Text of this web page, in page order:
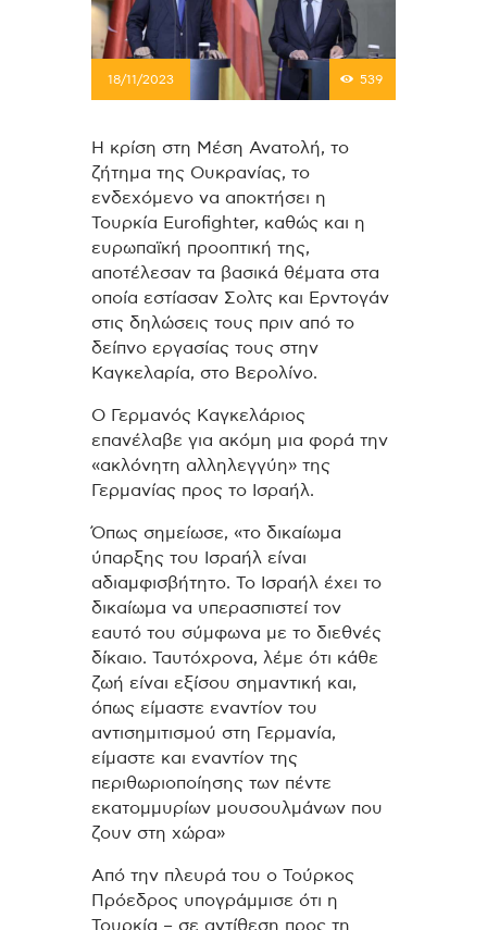
18/11/2023 539
Η κρίση στη Μέση Ανατολή, το
ζήτημα της Ουκρανίας, το
ενδεχόμενο να αποκτήσει η
Τουρκία Eurofighter, καθώς και η
ευρωπαϊκή προοπτική της,
αποτέλεσαν τα βασικά θέματα στα
οποία εστίασαν Σολτς και Ερντογάν
στις δηλώσεις τους πριν από το
δείπνο εργασίας τους στην
Καγκελαρία, στο Βερολίνο.
Ο Γερμανός Καγκελάριος
επανέλαβε για ακόμη μια φορά την
«ακλόνητη αλληλεγγύη» της
Γερμανίας προς το Ισραήλ.
Όπως σημείωσε, «το δικαίωμα
ύπαρξης του Ισραήλ είναι
αδιαμφισβήτητο. Το Ισραήλ έχει το
δικαίωμα να υπερασπιστεί τον
εαυτό του σύμφωνα με το διεθνές
δίκαιο. Ταυτόχρονα, λέμε ότι κάθε
ζωή είναι εξίσου σημαντική και,
όπως είμαστε εναντίον του
αντισημιτισμού στη Γερμανία,
είμαστε και εναντίον της
περιθωριοποίησης των πέντε
εκατομμυρίων μουσουλμάνων που
ζουν στη χώρα»
Από την πλευρά του ο Τούρκος
Πρόεδρος υπογράμμισε ότι η
Τουρκία – σε αντίθεση προς τη